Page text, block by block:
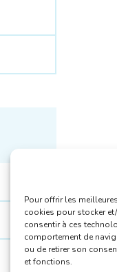
Pour offrir les
cookies pour stocker
consentir à ces
comportement de
ou de retirer son
et fonctions.